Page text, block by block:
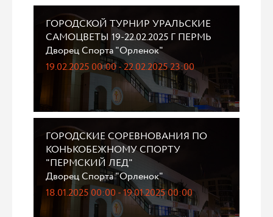
ГОРОДСКОЙ ТУРНИР УРАЛЬСКИЕ
САМОЦВЕТЫ 19-22.02.2025 Г ПЕРМЬ
Дворец Спорта "Орленок"
19.02.2025 00:00 - 22.02.2025 23:00
ГОРОДСКИЕ СОРЕВНОВАНИЯ ПО
КОНЬКОБЕЖНОМУ СПОРТУ
"ПЕРМСКИЙ ЛЕД"
Дворец Спорта "Орленок"
18.01.2025 00:00 - 19.01.2025 00:00